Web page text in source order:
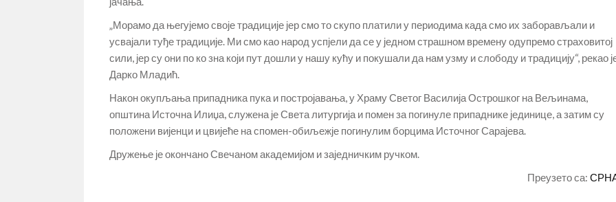
„Морамо да његујемо своје традиције јер смо то скупо платили у периодима када смо их заборављали и
усвајали туђе традиције. Ми смо као народ успјели да се у једном страшном времену одупремо страховитој
сили, јер су они по ко зна који пут дошли у нашу кућу и покушали да нам узму и слободу и традицију“, рекао
Дарко Младић.
Након окупљања припадника пука и постројавања, у Храму Светог Василија Острошког на Вељинама,
општина Источна Илиџа, служена је Света литургија и помен за погинуле припаднике јединице, а затим су
положени вијенци и цвијеће на спомен-обиљежје погинулим борцима Источног Сарајева.
Дружење је окончано Свечаном академијом и заједничким ручком.
Преузето са: